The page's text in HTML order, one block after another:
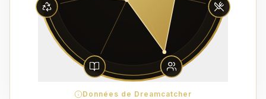
Données de Dreamcatcher